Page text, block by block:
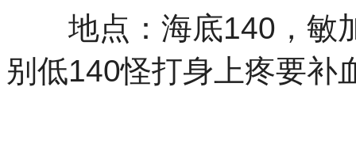
地点：海底140，敏
别低140怪打身上疼要补